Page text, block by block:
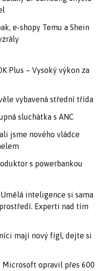
e-shopy Temu a Shein
Plus – Vysoký výkon za
vybavená střední třída
sluchátka s ANC
jsme nového vládce
s powerbankou
inteligence si sama
Experti nad tím
mají nový fígl, dejte si
opravil přes 600